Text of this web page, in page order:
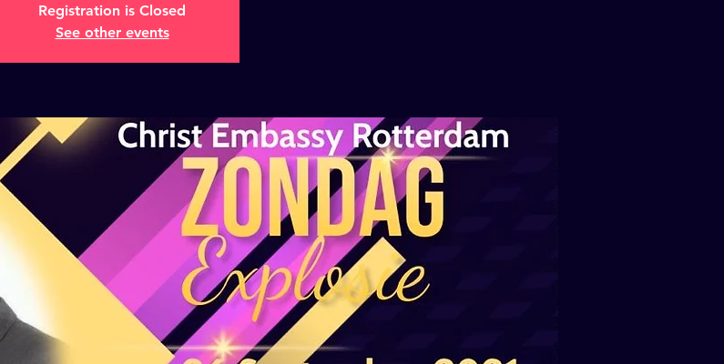
Registration is Closed
See other events